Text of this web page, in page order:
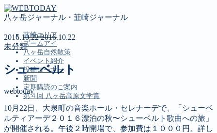
八ヶ岳ジャーナル・韮崎ジャーナル
韮崎エリア
ズームアイ
八ヶ岳自然散策
イベント紹介
投稿コーナー
新聞
定期購読のご案内
第４回 八ヶ岳高原文学賞
MENU
2016.10.222016.10.22
未分類
シューベルト
webtoday
10月22日、大泉町の音楽ホール・セレナーデで、「シューベ
ルティアーデ２０１６漂泊の秋〜シューベルト歌曲への旅」
が開催される。午後２時開場で、参加費は１０００円。詳し